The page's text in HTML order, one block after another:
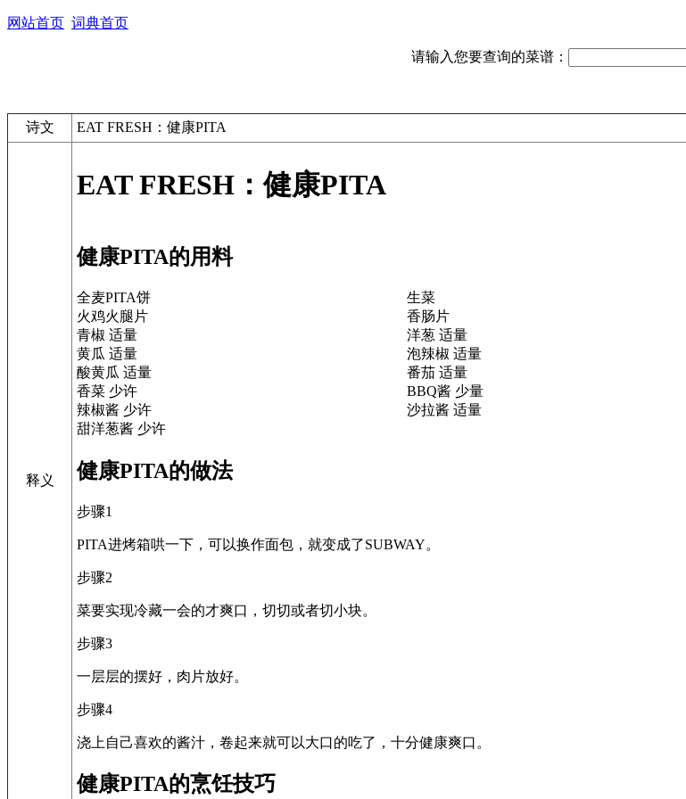
网站首页 词典首页
请输入您要查询的菜谱：
诗文 EAT FRESH：健康PITA
释义
EAT FRESH：健康PITA
健康PITA的用料
全麦PITA饼
生菜
火鸡火腿片
香肠片
青椒 适量
洋葱 适量
黄瓜 适量
泡辣椒 适量
酸黄瓜 适量
番茄 适量
香菜 少许
BBQ酱 少量
辣椒酱 少许
沙拉酱 适量
甜洋葱酱 少许
健康PITA的做法
步骤1
PITA进烤箱哄一下，可以换作面包，就变成了SUBWAY。
步骤2
菜要实现冷藏一会的才爽口，切切或者切小块。
步骤3
一层层的摆好，肉片放好。
步骤4
浇上自己喜欢的酱汁，卷起来就可以大口的吃了，十分健康爽口。
健康PITA的烹饪技巧